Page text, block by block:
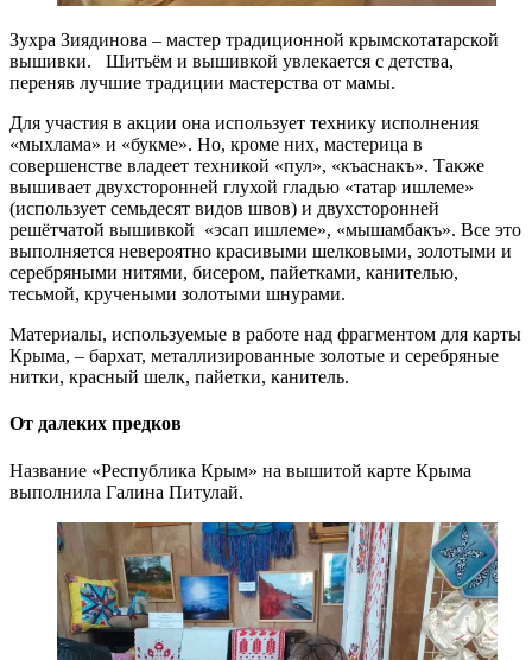
Зухра Зиядинова – мастер традиционной крымскотатарской
вышивки. Шитьём и вышивкой увлекается с детства,
переняв лучшие традиции мастерства от мамы.
Для участия в акции она использует технику исполнения
«мыхлама» и «букме». Но, кроме них, мастерица в
совершенстве владеет техникой «пул», «къаснакъ». Также
вышивает двухсторонней глухой гладью «татар ишлеме»
(использует семьдесят видов швов) и двухсторонней
решётчатой вышивкой «эсап ишлеме», «мышамбакъ». Все это
выполняется невероятно красивыми шелковыми, золотыми и
серебряными нитями, бисером, пайетками, канителью,
тесьмой, кручеными золотыми шнурами.
Материалы, используемые в работе над фрагментом для карты
Крыма, – бархат, металлизированные золотые и серебряные
нитки, красный шелк, пайетки, канитель.
От далеких предков
Название «Республика Крым» на вышитой карте Крыма
выполнила Галина Питулай.